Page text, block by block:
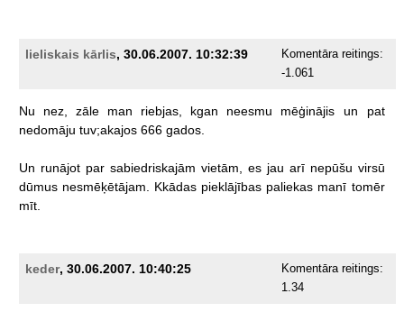
lieliskais kārlis, 30.06.2007. 10:32:39
Komentāra reitings:
-1.061
Nu nez, zāle man riebjas, kgan neesmu mēģinājis un
pat
nedomāju tuv;akajos 666 gados.
Un runājot par sabiedriskajām vietām, es jau arī nepūšu virsū
dūmus nesmēķētājam. Kkādas pieklājības paliekas manī tomēr
mīt.
keder, 30.06.2007. 10:40:25
Komentāra reitings:
1.34